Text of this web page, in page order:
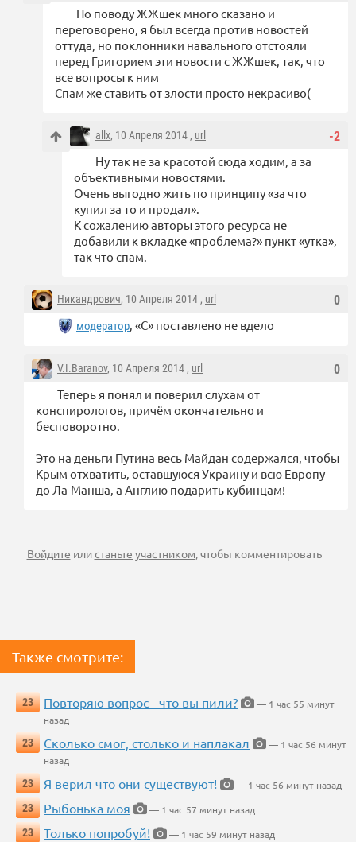
По поводу ЖЖшек много сказано и
переговорено, я был всегда против новостей
оттуда, но поклонники навального отстояли
перед Григорием эти новости с ЖЖшек, так, что
все вопросы к ним
Спам же ставить от злости просто некрасиво(
-2
allx, 10 Апреля 2014 , url
Ну так не за красотой сюда ходим, а за
объективными новостями.
Очень выгодно жить по принципу «за что
купил за то и продал».
К сожалению авторы этого ресурса не
добавили к вкладке «проблема?» пункт «утка»,
так что спам.
0
Никандрович, 10 Апреля 2014 , url
модератор, «С» поставлено не вдело
0
V.I.Baranov, 10 Апреля 2014 , url
Теперь я понял и поверил слухам от
конспирологов, причём окончательно и
бесповоротно.
Это на деньги Путина весь Майдан содержался, чтобы
Крым отхватить, оставшуюся Украину и всю Европу
до Ла-Манша, а Англию подарить кубинцам!
Войдите илистаньте участником, чтобы комментировать
Также смотрите:
23 Повторяю вопрос - что вы пили?
— 1 час 55 минут
назад
23
Сколько смог, столько и наплакал
— 1 час 56 минут
назад
23
Я верил что они существуют!
— 1 час 56 минут назад
23
Рыбонька моя
— 1 час 57 минут назад
23
Только попробуй!
— 1 час 59 минут назад